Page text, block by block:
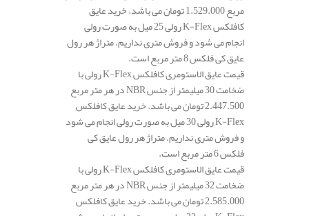
مربع 1.529.000 تومان می باشد. خرید عایق
کافلکس K-Flex رولی 25 میل به صورت رولی
انجام می شود و فروش متری نداریم. متراژ هر رول
عایق کی فلکس 8 متر مربع است.
قیمت عایق الاستومری کافلکس K-Flex رولی با
ضخامت 30 میلیمتر از جنس NBR در هر متر مربع
2.447.500 تومان می باشد. خرید عایق کافلکس
K-Flex رولی 30 میل به صورت رولی انجام می شود
و فروش متری نداریم. متراژ هر رول عایق کی
فلکس 6 متر مربع است.
قیمت عایق الاستومری کافلکس K-Flex رولی با
ضخامت 32 میلیمتر از جنس NBR در هر متر مربع
2.585.000 تومان می باشد. خرید عایق کافلکس